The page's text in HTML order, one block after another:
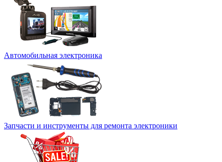
Автомобильная электроника
Запчасти и инструменты для ремонта электроники